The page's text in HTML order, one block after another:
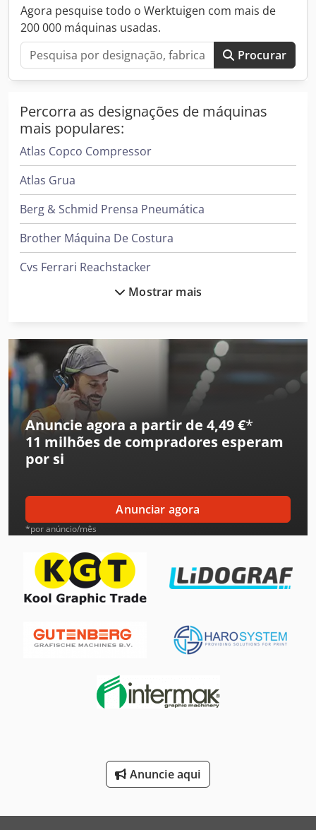
exterior não faz parte do sistema.
Agora pesquise todo o Werktuigen com mais de
200 000 máquinas usadas.
Procurar
Percorra as designações de máquinas
mais populares:
Atlas Copco Compressor
Atlas Grua
Berg & Schmid Prensa Pneumática
Brother Máquina De Costura
Cvs Ferrari Reachstacker
Daikin Ar Condicionado
Gea Decantador
Gea Mixer
Hp Impressora
Hp Impressora 3D
Ingersoll Rand Compressor
Jungheinrich Empilhadeira
Komatsu Bulldozer
Leif & Lorentz Máquinas De Escovar
Liebherr Grua
Mitsubishi Ar Condicionado
Renault Tipper
Still Empilhadeira
Toyota Empilhadeira
Windmöller & Hölscher Máquinas De Sacos
Mostrar mais
Anuncie agora a partir de 4,49 €*
11 milhões de compradores esperam
por si
Anunciar agora
*por anúncio/mês
Anuncie aqui